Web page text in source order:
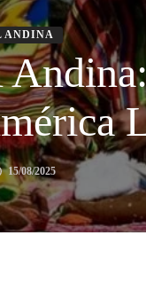
ANDINA
15/08/2025